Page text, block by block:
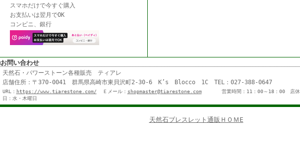
スマホだけで今すぐ購入
お支払いは翌月でOK
コンビニ、銀行
問い合わせ
天然石・パワーストーン各種販売 ティアレ
店舗住所：〒370-0041 群馬県高崎市東貝沢町2-30-6 K’s Blocco 1C TEL：027-388-0647
URL： https://www.tiarestone.com/ Ｅメール： shopmaster@tiarestone.com
営業時間：11：00～18：00 店休
日：水・木曜日
天然石ブレスレット通販ＨＯＭE